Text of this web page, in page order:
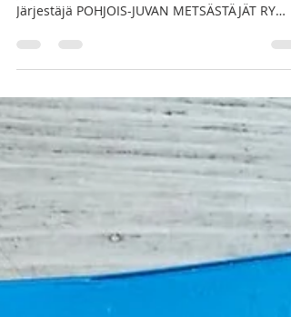
15.8. AJOK/BEAJ palkintotuomarikurssi (perus
ja jatko) Juva (Karkeamaantie 347 Vuorenmaa J
Ilmoittautuminen 16.7.-12.8.2026 Yhteystiedot
Nykänen Matti puh. 050-3313101
matti.nykanen@mnyhtiot.fi Kurssin johtaja
Itkonen Esko Matti Nykänen ilmoittaa
alkamisajankohdan ilmoittautuneille. (9.00-
10.00)